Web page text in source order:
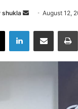
shukla
Send
email
August 12,
X LinkedInShare via Email